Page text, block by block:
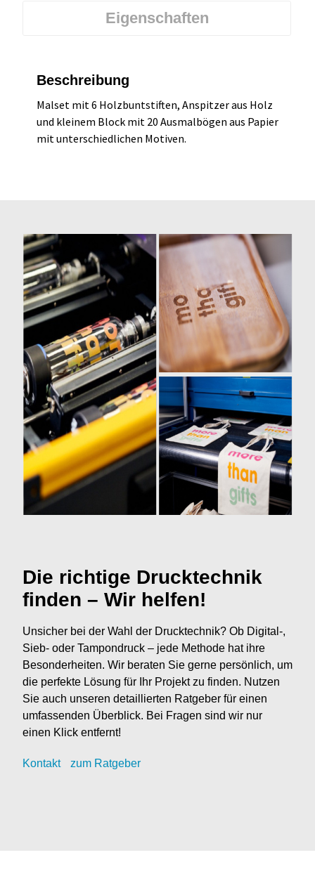
Eigenschaften
Beschreibung
Malset mit 6 Holzbuntstiften, Anspitzer aus Holz
und kleinem Block mit 20 Ausmalbögen aus Papier
mit unterschiedlichen Motiven.
Die richtige Drucktechnik
finden – Wir helfen!
Unsicher bei der Wahl der Drucktechnik? Ob Digital-,
Sieb- oder Tampondruck – jede Methode hat ihre
Besonderheiten. Wir beraten Sie gerne persönlich, um
die perfekte Lösung für Ihr Projekt zu finden. Nutzen
Sie auch unseren detaillierten Ratgeber für einen
umfassenden Überblick. Bei Fragen sind wir nur
einen Klick entfernt!
Kontakt zum Ratgeber